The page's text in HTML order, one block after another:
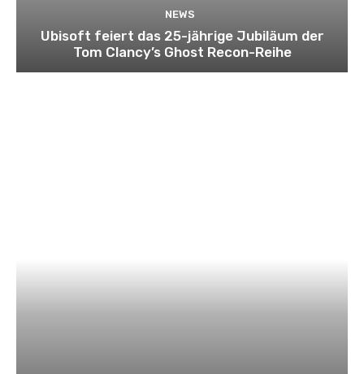
NEWS
Ubisoft feiert das 25-jährige Jubiläum der
Tom Clancy’s Ghost Recon-Reihe